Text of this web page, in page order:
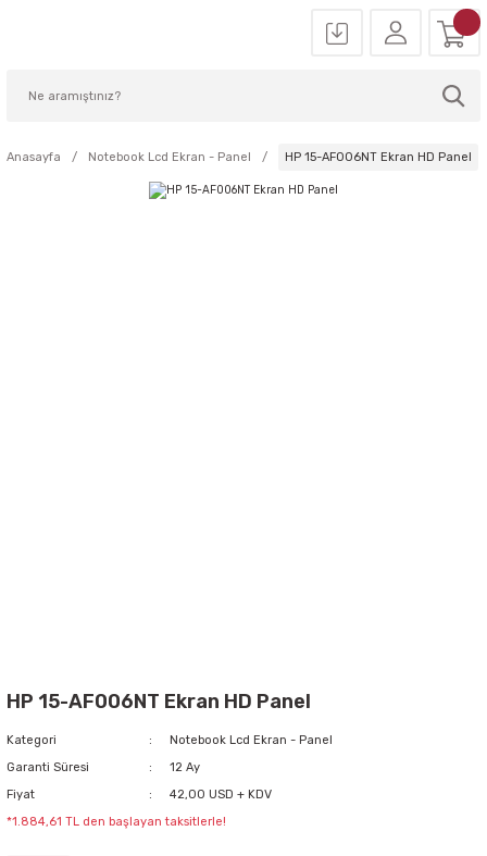
Anasayfa Notebook Lcd Ekran - Panel HP 15-AF006NT Ekran HD Panel
HP 15-AF006NT Ekran HD Panel
Kategori
Notebook Lcd Ekran - Panel
Garanti Süresi
12 Ay
Fiyat
42,00 USD + KDV
*1.884,61 TL den başlayan taksitlerle!